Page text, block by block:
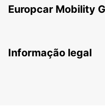
Europcar Mobility
Informação legal